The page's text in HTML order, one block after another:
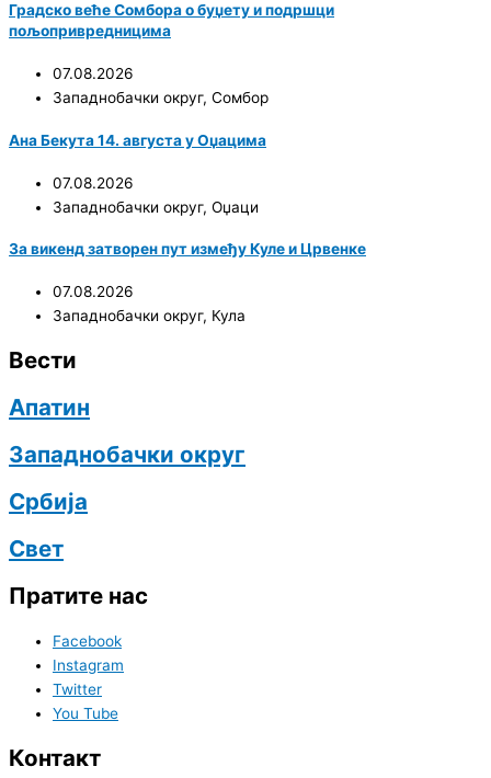
Градско веће Сомбора о буџету и подршци
пољопривредницима
07.08.2026
Западнобачки округ, Сомбор
Ана Бекута 14. августа у Оџацима
07.08.2026
Западнобачки округ, Оџаци
За викенд затворен пут између Куле и Црвенке
07.08.2026
Западнобачки округ, Кула
Вести
Апатин
Западнобачки округ
Србија
Свет
Пратите нас
Facebook
Instagram
Twitter
You Tube
Контакт